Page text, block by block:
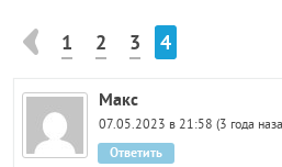
1 2 3 4
Макс
07.05.2023 в 21:58 (3 года
Ответить